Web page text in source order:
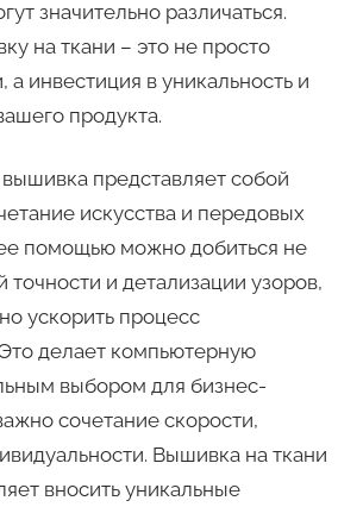
значительно различаться.
на ткани – это не просто
а инвестиция в уникальность и
продукта.
представляет собой
искусства и передовых
помощью можно добиться не
точности и детализации узоров,
ускорить процесс
делает компьютерную
выбором для бизнес-
сочетание скорости,
Вышивка на ткани
вносить уникальные